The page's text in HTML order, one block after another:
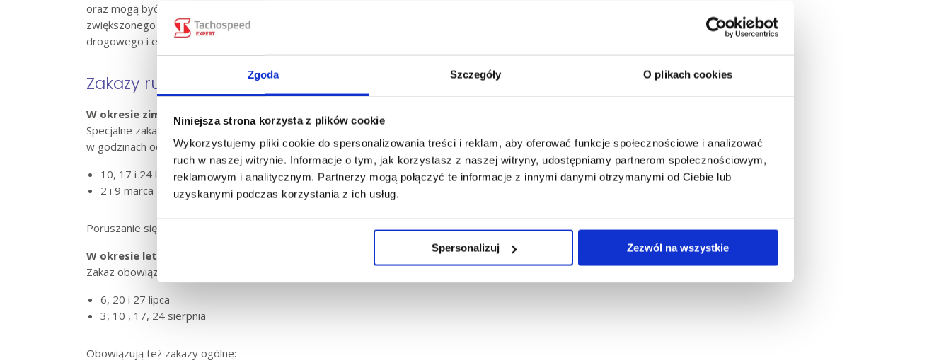
Zgoda Szczegóły O plikach cookies
Niniejsza strona korzysta z plików cookie
Wykorzystujemy pliki cookie do spersonalizowania treści i reklam, aby oferować funkcje społecznościowe i analizować
ruch w naszej witrynie. Informacje o tym, jak korzystasz z naszej witryny, udostępniamy partnerom społecznościowym,
reklamowym i analitycznym. Partnerzy mogą połączyć te informacje z innymi danymi otrzymanymi od Ciebie lub
uzyskanymi podczas korzystania z ich usług.
Spersonalizuj Zezwól na wszystkie
oraz mogą być wprowadzane dodatkowe, tymczasowe zakazy w przypadku wyjątkowych sytuacji lub
zwiększonego natężenia ruchu. Ważne jest, aby zawsze sprawdzać aktualne informacje dotyczące ruchu
drogowego i ewentualnych zakazów przed planowaniem podróży ciężarówką we Francji.
Zakazy ruchu ciężarówek w okresie zimowym i letnim
W okresie zimowym:
Specjalne zakazy dotyczą części sieci drogowej w regionie Rhône-Alpes. Obowiązują w soboty,
w godzinach od 07:00 do 18:00 a potem od godz. 22:00 do godz.24.00 w dniach:
10, 17 i 24 luty
2 i 9 marca
Poruszanie się pojazdów ciężarowych jest dozwolone w wymienione soboty od 18:00 do 22:00.
W okresie letnim
Zakaz obowiązuje na całej sieci dróg w soboty w godzinach 7:00-19:00:
6, 20 i 27 lipca
3, 10 , 17, 24 sierpnia
Obowiązują też zakazy ogólne: